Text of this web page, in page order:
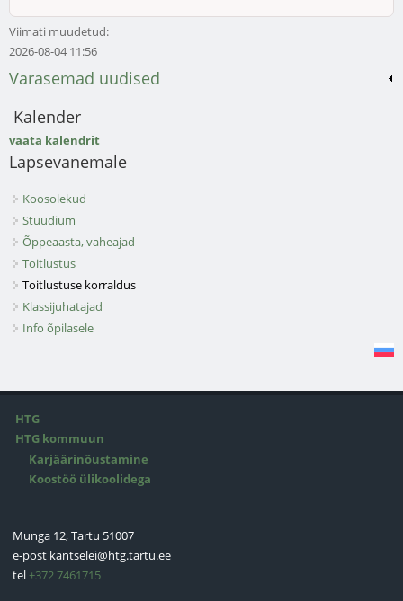
Viimati muudetud:
2026-08-04 11:56
Varasemad uudised
Kalender
vaata kalendrit
Lapsevanemale
Koosolekud
Stuudium
Õppeaasta, vaheajad
Toitlustus
Toitlustuse korraldus
Klassijuhatajad
Info õpilasele
HTG
HTG kommuun
Karjäärinõustamine
Koostöö ülikoolidega
Munga 12, Tartu 51007
e-post kantselei@htg.tartu.ee
tel+372 7461715